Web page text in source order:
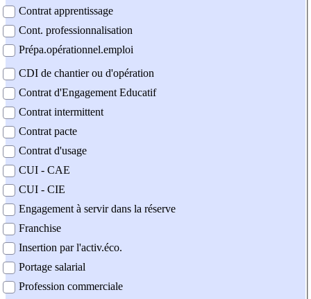
Contrat apprentissage
Cont. professionnalisation
Prépa.opérationnel.emploi
CDI de chantier ou d'opération
Contrat d'Engagement Educatif
Contrat intermittent
Contrat pacte
Contrat d'usage
CUI - CAE
CUI - CIE
Engagement à servir dans la réserve
Franchise
Insertion par l'activ.éco.
Portage salarial
Profession commerciale